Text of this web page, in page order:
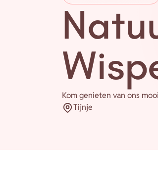
Kom genieten van ons
Plaatsnaam
Tijnje